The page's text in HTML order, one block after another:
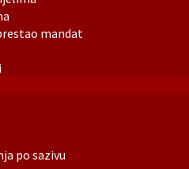
mandat
po sazivu